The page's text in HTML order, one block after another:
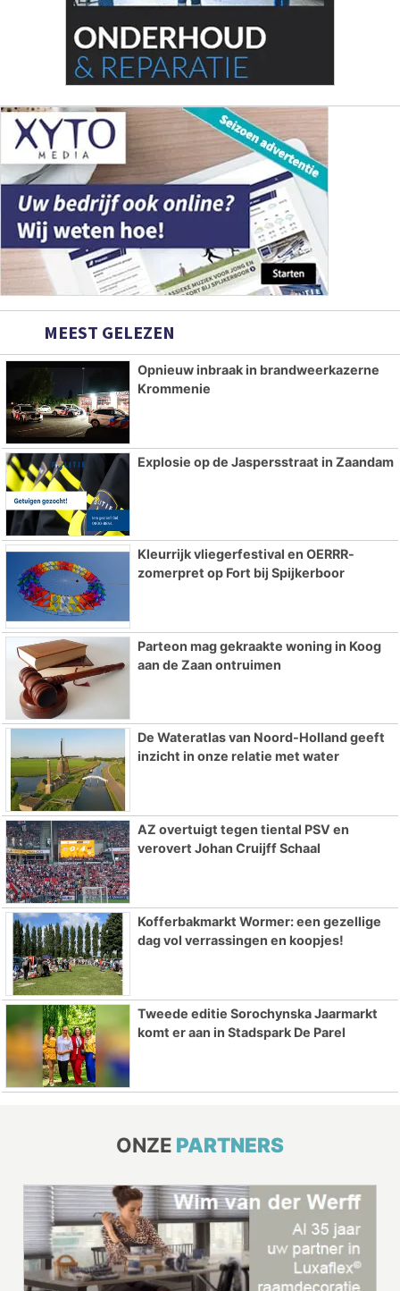
MEEST GELEZEN
Opnieuw inbraak in brandweerkazerne
Krommenie
Explosie op de Jaspersstraat in Zaandam
Kleurrijk vliegerfestival en OERRR-
zomerpret op Fort bij Spijkerboor
Parteon mag gekraakte woning in Koog
aan de Zaan ontruimen
De Wateratlas van Noord-Holland geeft
inzicht in onze relatie met water
AZ overtuigt tegen tiental PSV en
verovert Johan Cruijff Schaal
Kofferbakmarkt Wormer: een gezellige
dag vol verrassingen en koopjes!
Tweede editie Sorochynska Jaarmarkt
komt er aan in Stadspark De Parel
ONZE PARTNERS